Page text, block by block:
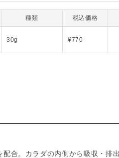
種類 税込価格
30g
¥770
合。カラダの内側から吸収・排